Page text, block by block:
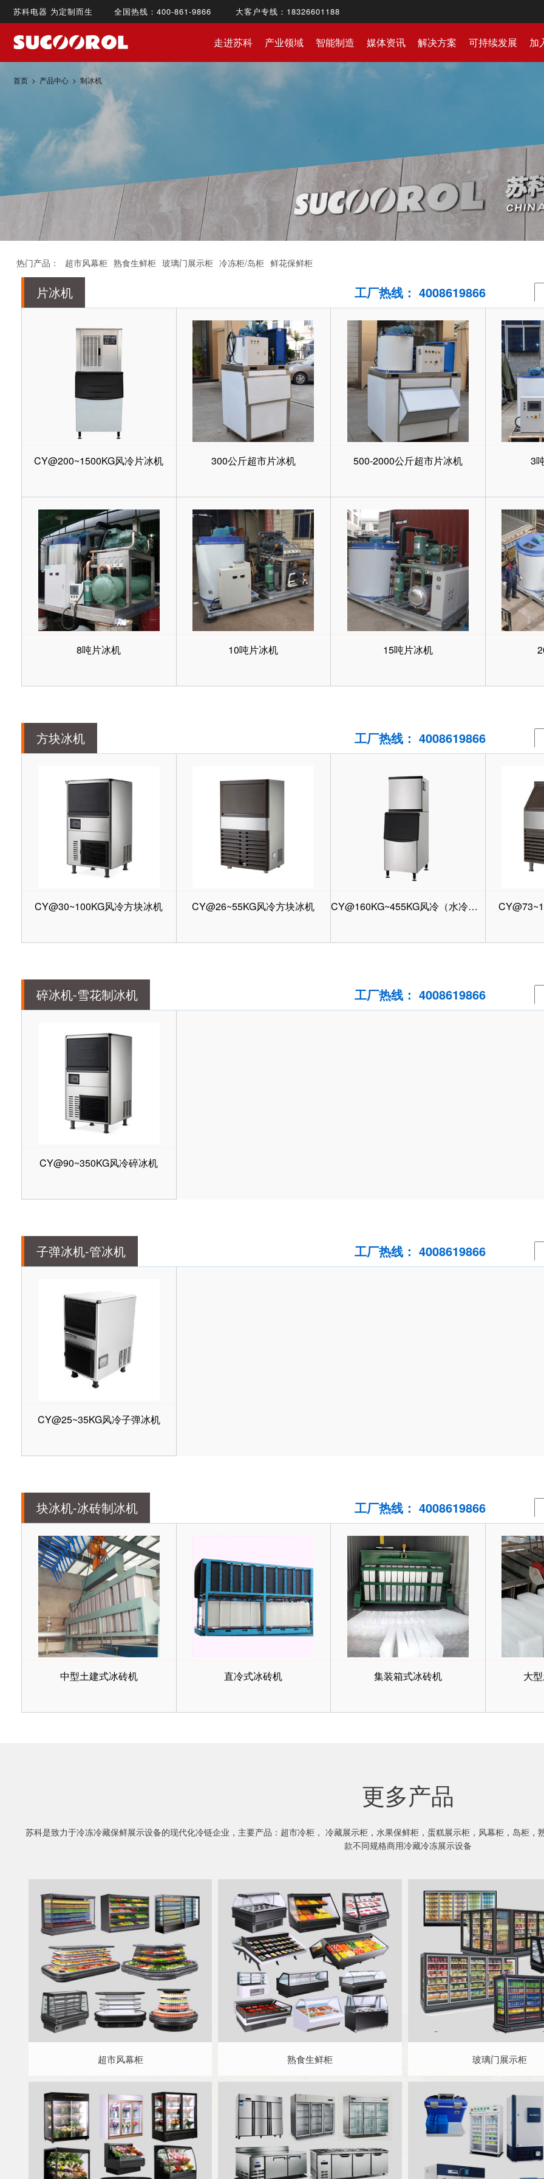
苏科电器 为定制而生 全国热线：400-861-9866 大客户专线：18326601188
走进苏科 产业领域 智能制造 媒体资讯 解决方案 可持续发展 加
首页 > 产品中心 > 制冰机
热门产品： 超市风幕柜 熟食生鲜柜 玻璃门展示柜 冷冻柜/岛柜 鲜花保鲜柜
片冰机 工厂热线： 4008619866
CY@200~1500KG风冷片冰机 300公斤超市片冰机 500-2000公斤超市片冰机 3
8吨片冰机 10吨片冰机 15吨片冰机
方块冰机 工厂热线： 4008619866
CY@30~100KG风冷方块冰机 CY@26~55KG风冷方块冰机 CY@160KG~455KG风冷（水冷）方块冰机
碎冰机-雪花制冰机 工厂热线： 4008619866
CY@90~350KG风冷碎冰机
子弹冰机-管冰机 工厂热线： 4008619866
CY@25~35KG风冷子弹冰机
块冰机-冰砖制冰机 工厂热线： 4008619866
中型土建式冰砖机 直冷式冰砖机 集装箱式冰砖机 大
更多产品
苏科是致力于冷冻冷藏保鲜展示设备的现代化冷链企业，主要产品：超市冷柜， 冷藏展示柜，水果保鲜柜，蛋糕展示柜，风幕柜，岛柜
款不同规格商用冷藏冷冻展示设备
超市风幕柜 熟食生鲜柜 玻璃门展示柜